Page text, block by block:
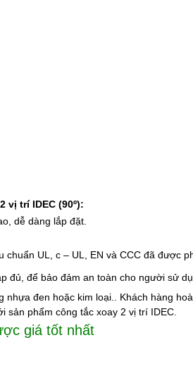
trí IDEC (90º):
dễ dàng lắp đặt.
chuẩn UL, c – UL, EN và CCC đã được
đủ, để bảo đảm an toàn cho người sử
đen hoặc kim loại.. Khách hàng
phẩm công tắc xoay 2 vị trí IDEC.
giá tốt nhất